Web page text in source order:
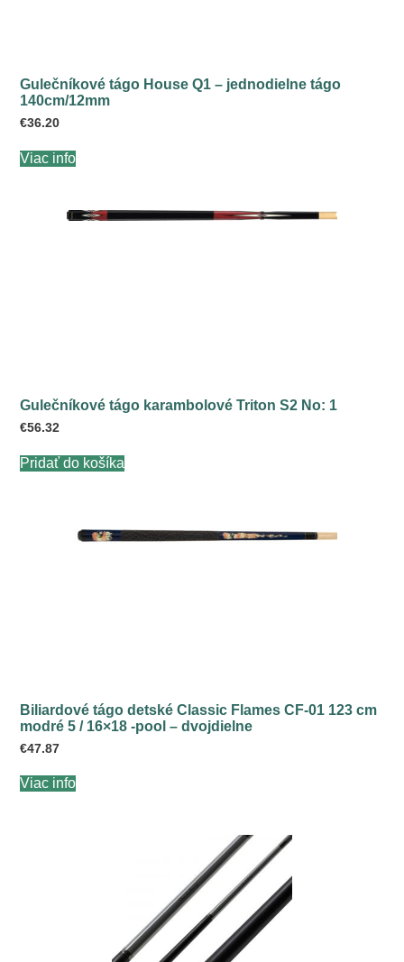
Gulečníkové tágo House Q1 – jednodielne tágo
140cm/12mm
€36.20
Viac info
Gulečníkové tágo karambolové Triton S2 No: 1
€56.32
Pridať do košíka
Biliardové tágo detské Classic Flames CF-01 123 cm
modré 5 / 16×18 -pool – dvojdielne
€47.87
Viac info